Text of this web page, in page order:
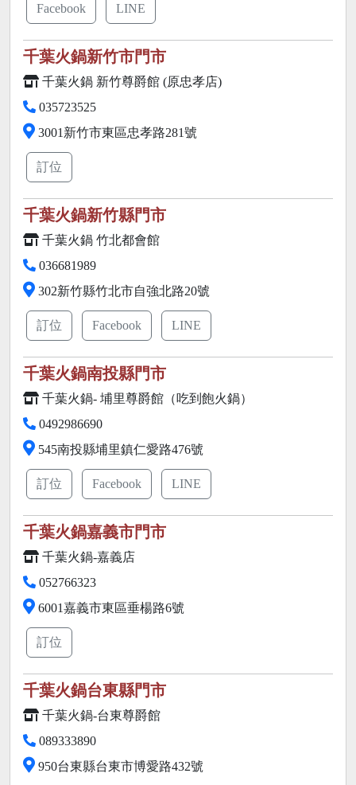
Facebook LINE
千葉火鍋新竹市門市
千葉火鍋 新竹尊爵館 (原忠孝店)
035723525
3001新竹市東區忠孝路281號
訂位
千葉火鍋新竹縣門市
千葉火鍋 竹北都會館
036681989
302新竹縣竹北市自強北路20號
訂位 Facebook LINE
千葉火鍋南投縣門市
千葉火鍋- 埔里尊爵館（吃到飽火鍋）
0492986690
545南投縣埔里鎮仁愛路476號
訂位 Facebook LINE
千葉火鍋嘉義市門市
千葉火鍋-嘉義店
052766323
6001嘉義市東區垂楊路6號
訂位
千葉火鍋台東縣門市
千葉火鍋-台東尊爵館
089333890
950台東縣台東市博愛路432號